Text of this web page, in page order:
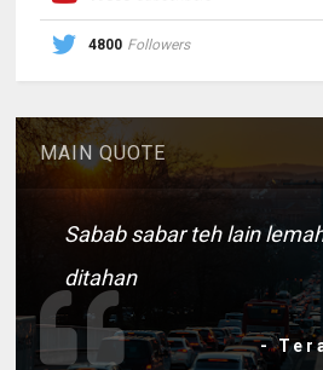
4800 Followers
MAIN QUOTE
Sabab sabar teh lain
ditahan
-